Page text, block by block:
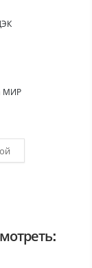
МИР